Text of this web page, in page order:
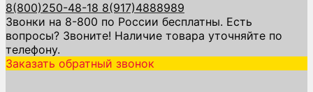
8(800)250-48-18 8(917)4888989
Звонки на 8-800 по России бесплатны. Есть
вопросы? Звоните! Наличие товара уточняйте по
телефону.
Заказать обратный звонок